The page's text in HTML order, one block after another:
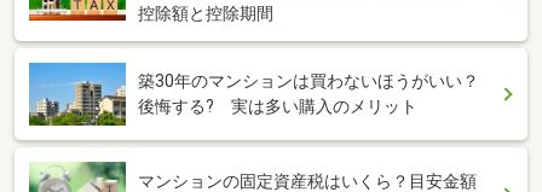
控除額と控除期間
築30年のマンションは買わないほうがいい？
後悔する? 実は多い購入のメリット
マンションの固定資産税はいくら？目安金額